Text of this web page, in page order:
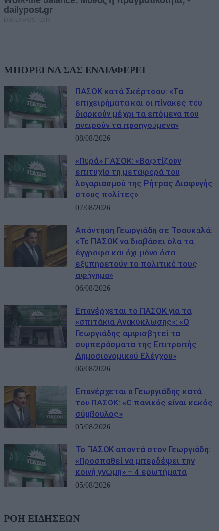
ΜΠΟΡΕΙ ΝΑ ΣΑΣ ΕΝΔΙΑΦΕΡΕΙ
ΠΑΣΟΚ κατά Σκέρτσου: «Τα
επιχειρήματα και οι πίνακες του
διαρκούν μέχρι τα επόμενα που
αναιρούν τα προηγούμενα»
08/08/2026
«Πυρά» ΠΑΣΟΚ: «Βαφτίζουν
επιτυχία τη μεταφορά του
λογαριασμού της Ρήτρας Διαφυγής
στους πολίτες»
07/08/2026
Απάντηση Γεωργιάδη σε Τσουκαλά:
«Το ΠΑΣΟΚ να διαβάσει όλα τα
έγγραφα και όχι μόνο όσα
εξυπηρετούν το πολιτικό τους
αφήγημα»
06/08/2026
Επανέρχεται το ΠΑΣΟΚ για τα
«σπιτάκια Ανακύκλωσης»: «Ο
Γεωργιάδης αμφισβητεί τα
συμπεράσματα της Επιτροπής
Δημοσιονομικού Ελέγχου»
06/08/2026
Επανέρχεται ο Γεωργιάδης κατά
του ΠΑΣΟΚ: «Ο πανικός είναι κακός
σύμβουλος»
05/08/2026
Το ΠΑΣΟΚ απαντά στον Γεωργιάδη:
«Προσπαθεί να μπερδέψει την
κοινή γνώμη» – 4 ερωτήματα
05/08/2026
ΡΟΗ ΕΙΔΗΣΕΩΝ